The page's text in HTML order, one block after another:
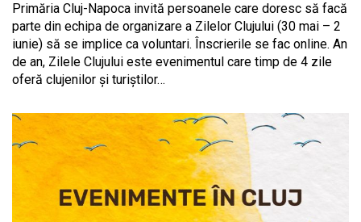
Primăria Cluj-Napoca invită persoanele care doresc să facă
parte din echipa de organizare a Zilelor Clujului (30 mai – 2
iunie) să se implice ca voluntari. Înscrierile se fac online. An
de an, Zilele Clujului este evenimentul care timp de 4 zile
oferă clujenilor și turiștilor…